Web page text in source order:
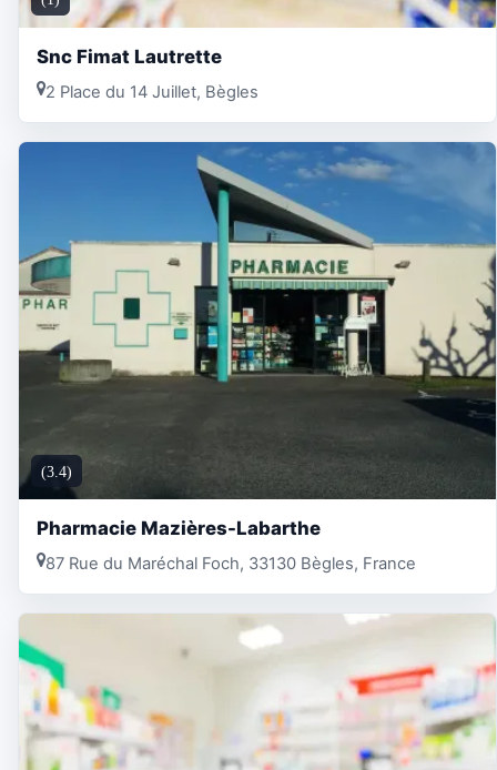
Snc Fimat Lautrette
2 Place du 14 Juillet, Bègles
(3.4)
Pharmacie Mazières-Labarthe
87 Rue du Maréchal Foch, 33130 Bègles, France